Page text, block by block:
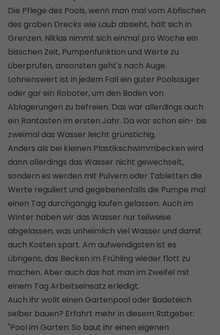
Die Pflege des Pools, wenn man mal vom Abfischen
des groben Drecks wie Laub absieht, hält sich in
Grenzen. Niklas nimmt sich einmal pro Woche ein
bisschen Zeit, Pumpenfunktion und Werte zu
überprüfen, ansonsten geht's nach Auge.
Lohnenswert ist in jedem Fall ein guter Poolsauger
oder gar ein Roboter, um den Boden von
Ablagerungen zu befreien. Das war allerdings auch
ein Rantasten im ersten Jahr. Da war schon ein- bis
zweimal das Wasser leicht grünstichig.
Anders als bei kleinen Plastikschwimmbecken wird
dann allerdings das Wasser nicht gewechselt,
sondern es werden mit Pulvern oder Tabletten die
Werte reguliert und gegebenenfalls die Pumpe mal
einen Tag durchgängig laufen gelassen. Auch im
Winter haben wir das Wasser nur teilweise
abgelassen, was unheimlich viel Wasser und damit
auch Kosten spart. Am aufwendigsten ist es
übrigens, das Becken im Frühling wieder flott zu
machen. Aber auch das hat man im Zweifel mit
einem Tag Arbeitseinsatz erledigt.
Auch ihr wollt einen Gartenpool oder Badeteich
selber bauen? Erfahrt mehr in diesem Ratgeber:
"Pool im Garten: So baut ihr einen eigenen